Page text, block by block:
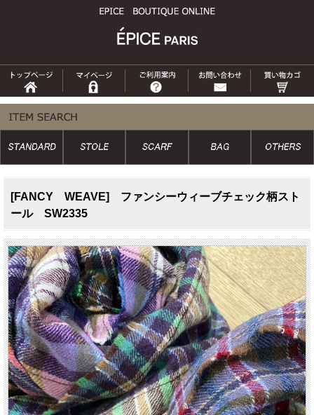
[FANCY WEAVE] ファンシーウィーブチェック柄スト
ール SW2335